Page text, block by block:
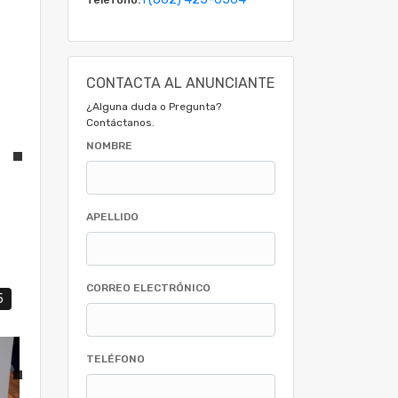
CONTACTA AL ANUNCIANTE
¿Alguna duda o Pregunta?
Contáctanos.
NOMBRE
APELLIDO
CORREO ELECTRÓNICO
TELÉFONO